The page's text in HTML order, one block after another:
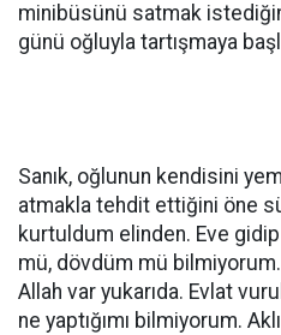
minibüsünü satmak
günü oğluyla tartışmaya
Sanık, oğlunun kendisini
atmakla tehdit ettiğini öne
kurtuldum elinden. Eve gidip
mü, dövdüm mü bilmiyorum.
Allah var yukarıda. Evlat
ne yaptığımı bilmiyorum.